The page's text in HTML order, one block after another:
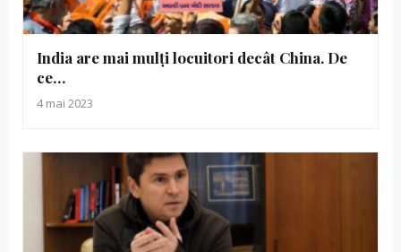
India are mai mulți locuitori decât China. De
ce…
4 mai 2023